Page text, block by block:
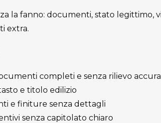
la fanno: documenti, stato legittimo,
extra.
completi e senza rilievo
e titolo edilizio
e finiture senza dettagli
senza capitolato chiaro